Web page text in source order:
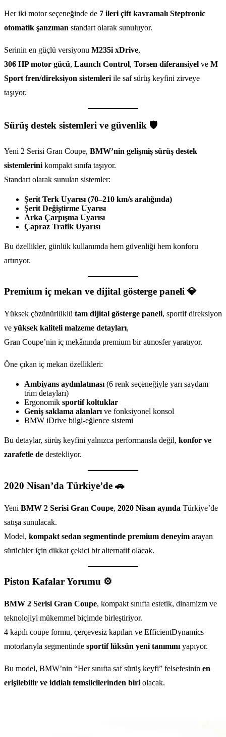
Her iki motor seçeneğinde de 7 ileri çift kavramalı Steptronic
otomatik şanzıman standart olarak sunuluyor.
Serinin en güçlü versiyonu M235i xDrive,
306 HP motor gücü, Launch Control, Torsen diferansiyel ve M
Sport fren/direksiyon sistemleri ile saf sürüş keyfini zirveye
taşıyor.
Sürüş destek sistemleri ve güvenlik 🛡️
Yeni 2 Serisi Gran Coupe, BMW’nin gelişmiş sürüş destek
sistemlerini kompakt sınıfa taşıyor.
Standart olarak sunulan sistemler:
Şerit Terk Uyarısı (70–210 km/s aralığında)
Şerit Değiştirme Uyarısı
Arka Çarpışma Uyarısı
Çapraz Trafik Uyarısı
Bu özellikler, günlük kullanımda hem güvenliği hem konforu
artırıyor.
Premium iç mekan ve dijital gösterge paneli 💎
Yüksek çözünürlüklü tam dijital gösterge paneli, sportif direksiyon
ve yüksek kaliteli malzeme detayları,
Gran Coupe’nin iç mekânında premium bir atmosfer yaratıyor.
Öne çıkan iç mekan özellikleri:
Ambiyans aydınlatması (6 renk seçeneğiyle yarı saydam
trim detayları)
Ergonomik sportif koltuklar
Geniş saklama alanları ve fonksiyonel konsol
BMW iDrive bilgi-eğlence sistemi
Bu detaylar, sürüş keyfini yalnızca performansla değil, konfor ve
zarafetle de destekliyor.
2020 Nisan’da Türkiye’de 🚗
Yeni BMW 2 Serisi Gran Coupe, 2020 Nisan ayında Türkiye’de
satışa sunulacak.
Model, kompakt sedan segmentinde premium deneyim arayan
sürücüler için dikkat çekici bir alternatif olacak.
Piston Kafalar Yorumu ⚙️
BMW 2 Serisi Gran Coupe, kompakt sınıfta estetik, dinamizm ve
teknolojiyi mükemmel biçimde birleştiriyor.
4 kapılı coupe formu, çerçevesiz kapıları ve EfficientDynamics
motorlarıyla segmentinde sportif lüksün yeni tanımını yapıyor.
Bu model, BMW’nin “Her sınıfta saf sürüş keyfi” felsefesinin en
erişilebilir ve iddialı temsilcilerinden biri olacak.